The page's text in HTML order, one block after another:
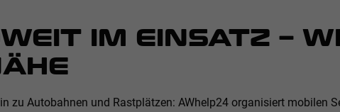
IM EINSATZ –
zu Autobahnen und Rastplätzen: AWhelp24 organisiert mobilen